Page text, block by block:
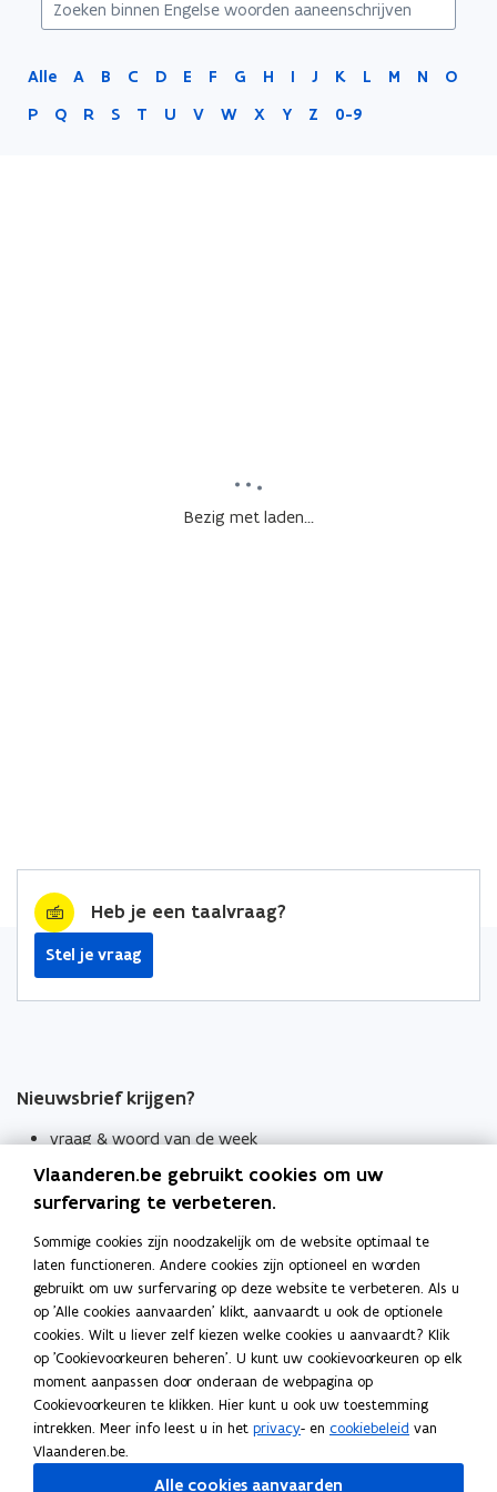
Alle A B C D E F G H I J K L M N
O
P
Q R S T U V W X Y Z 0-9
Bezig met laden...
Heb je een taalvraag?
Stel je vraag
Nieuwsbrief krijgen?
vraag & woord van de week
wekelijks in je mailbox
Schrijf je in
Thema's
Taaladviezen
Spellingregels
Tips voor duidelijke taal
Bekijk ook
Spellingtests
Vlaanderen.be gebruikt cookies om uw
surfervaring te verbeteren.
Sommige cookies zijn noodzakelijk om de website optimaal te
laten functioneren. Andere cookies zijn optioneel en worden
gebruikt om uw surfervaring op deze website te verbeteren. Als u
op 'Alle cookies aanvaarden' klikt, aanvaardt u ook de optionele
cookies. Wilt u liever zelf kiezen welke cookies u aanvaardt? Klik
op 'Cookievoorkeuren beheren'. U kunt uw cookievoorkeuren op elk
moment aanpassen door onderaan de webpagina op
Cookievoorkeuren te klikken. Hier kunt u ook uw toestemming
intrekken. Meer info leest u in het privacy- en cookiebeleid van
Vlaanderen.be.
Alle cookies aanvaarden